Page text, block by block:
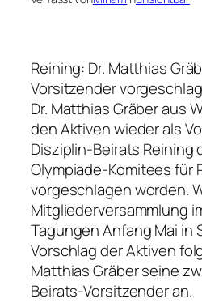
Reining: Dr. Matthias
Vorsitzender
Dr. Matthias Gräber aus
den Aktiven wieder als
Disziplin-Beirats Reining
Olympiade-Komitees für
vorgeschlagen worden.
Mitgliederversammlung
Tagungen Anfang Mai in
Vorschlag der Aktiven
Matthias Gräber seine
Beirats-Vorsitzender an.